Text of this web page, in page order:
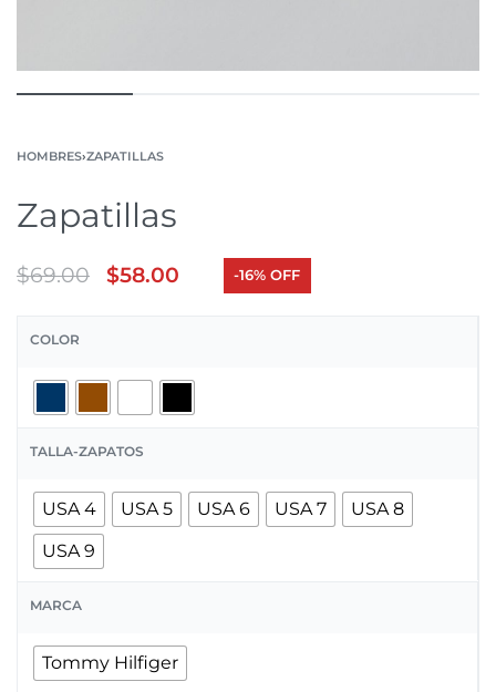
HOMBRES›ZAPATILLAS
Zapatillas
$69.00 $58.00 -16% OFF
COLOR
TALLA-ZAPATOS
USA 4 USA 5 USA 6 USA 7
USA 8
USA 9
MARCA
Tommy Hilfiger